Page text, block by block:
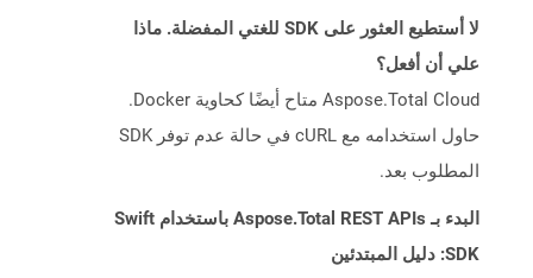
لا أستطيع العثور على SDK للغتي المفضلة. ماذا
علي أن أفعل؟
Aspose.Total Cloud متاح أيضًا كحاوية Docker.
حاول استخدامه مع cURL في حالة عدم توفر SDK
المطلوب بعد.
البدء بـ Aspose.Total REST APIs باستخدام Swift
SDK: دليل المبتدئين